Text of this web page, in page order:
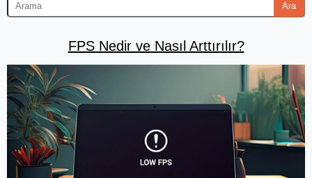
Ara
FPS Nedir ve Nasıl Arttırılır?